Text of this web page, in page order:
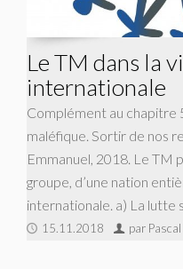
Le TM dans la
internationale
Complément au chapitre
maléfique. Sortir de nos
Emmanuel, 2018. Le TM
groupe, d’une nation
internationale. a) La lutte
15.11.2018 par Pascal